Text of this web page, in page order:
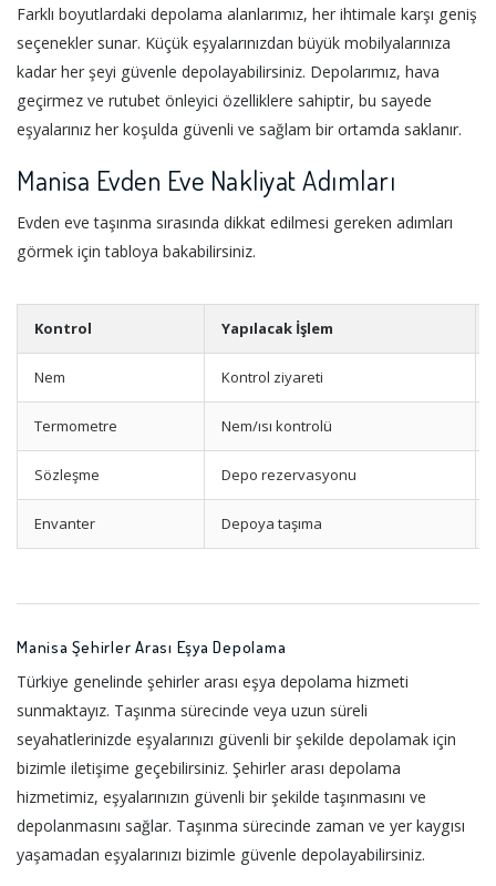
Farklı boyutlardaki depolama alanlarımız, her ihtimale karşı geniş
seçenekler sunar. Küçük eşyalarınızdan büyük mobilyalarınıza
kadar her şeyi güvenle depolayabilirsiniz. Depolarımız, hava
geçirmez ve rutubet önleyici özelliklere sahiptir, bu sayede
eşyalarınız her koşulda güvenli ve sağlam bir ortamda saklanır.
Manisa Evden Eve Nakliyat Adımları
Evden eve taşınma sırasında dikkat edilmesi gereken adımları
görmek için tabloya bakabilirsiniz.
Kontrol Yapılacak İşlem
Nem Kontrol ziyareti
Termometre Nem/ısı kontrolü
Sözleşme Depo rezervasyonu
Envanter Depoya taşıma
Manisa Şehirler Arası Eşya Depolama
Türkiye genelinde şehirler arası eşya depolama hizmeti
sunmaktayız. Taşınma sürecinde veya uzun süreli
seyahatlerinizde eşyalarınızı güvenli bir şekilde depolamak için
bizimle iletişime geçebilirsiniz. Şehirler arası depolama
hizmetimiz, eşyalarınızın güvenli bir şekilde taşınmasını ve
depolanmasını sağlar. Taşınma sürecinde zaman ve yer kaygısı
yaşamadan eşyalarınızı bizimle güvenle depolayabilirsiniz.